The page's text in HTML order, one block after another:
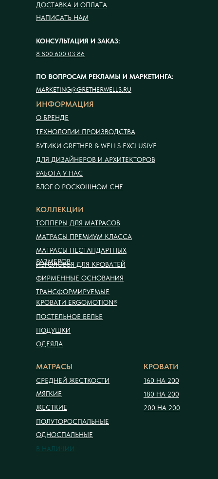
ИНФОРМАЦИЯ
О БРЕНДЕ
ТЕХНОЛОГИИ ПРОИЗВОДСТВА
БУТИКИ GRETHER & WELLS EXCLUSIVE
ДЛЯ ДИЗАЙНЕРОВ И АРХИТЕКТОРОВ
РАБОТА У НАС
БЛОГ О РОСКОШНОМ СНЕ
МАТРАСЫ
СРЕДНЕЙ ЖЕСТКОСТИ
МЯГКИЕ
ЖЕСТКИЕ
ПОЛУТОРОСПАЛЬНЫЕ
В НАЛИЧИИ
ОДНОСПАЛЬНЫЕ
КРОВАТИ
160 НА 200
180 НА 200
200 НА 200
КОЛЛЕКЦИИ
ТОППЕРЫ ДЛЯ МАТРАСОВ
МАТРАСЫ ПРЕМИУМ КЛАССА
МАТРАСЫ НЕСТАНДАРТНЫХ
РАЗМЕРОВ
ИЗГОЛОВЬЯ ДЛЯ КРОВАТЕЙ
ФИРМЕННЫЕ ОСНОВАНИЯ
ТРАНСФОРМИРУЕМЫЕ
КРОВАТИ ERGOMOTION®
ПОСТЕЛЬНОЕ БЕЛЬЕ
ПОДУШКИ
ОДЕЯЛА
КОНСУЛЬТАЦИЯ И ЗАКАЗ:
8 800 600 03 86
ДОСТАВКА И ОПЛАТА
ПО ВОПРОСАМ РЕКЛАМЫ И МАРКЕТИНГА:
MARKETING@GRETHERWELLS.RU
НАПИСАТЬ НАМ